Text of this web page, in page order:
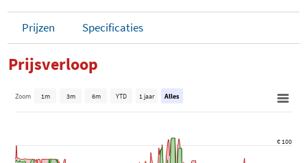
Prijzen Specificaties
Prijsverloop
€ 100
Zoom 1m 3m 6m YTD 1 jaar Alles